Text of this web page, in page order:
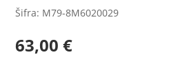
Šifra: M79-8M6020029
63,00€